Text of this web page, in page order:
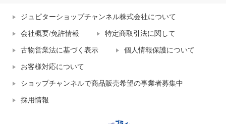
ジュピターショップチャンネル株式会社について
会社概要/免許情報 特定商取引法に関して
古物営業法に基づく表示 個人情報保護について
お客様対応について
ショップチャンネルで商品販売希望の事業者募集中
採用情報